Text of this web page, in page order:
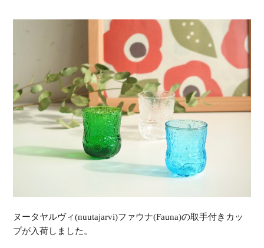
ヌータヤルヴィ(nuutajarvi)ファウナ(Fauna)の取手付きカッ
プが入荷しました。